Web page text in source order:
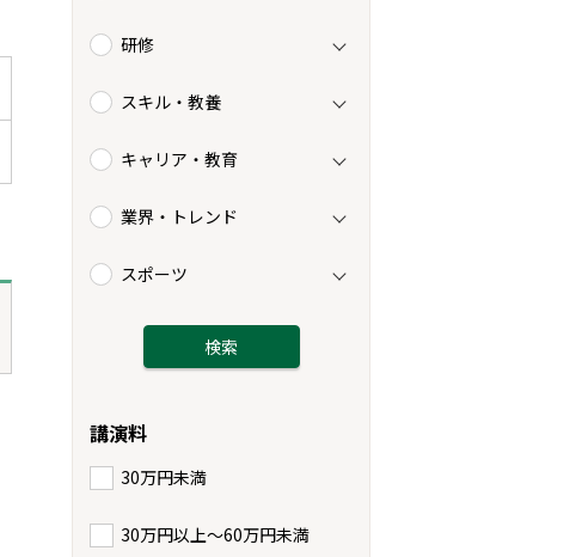
研修
スキル・教養
キャリア・教育
業界・トレンド
スポーツ
講演料
30万円未満
30万円以上〜60万円未満